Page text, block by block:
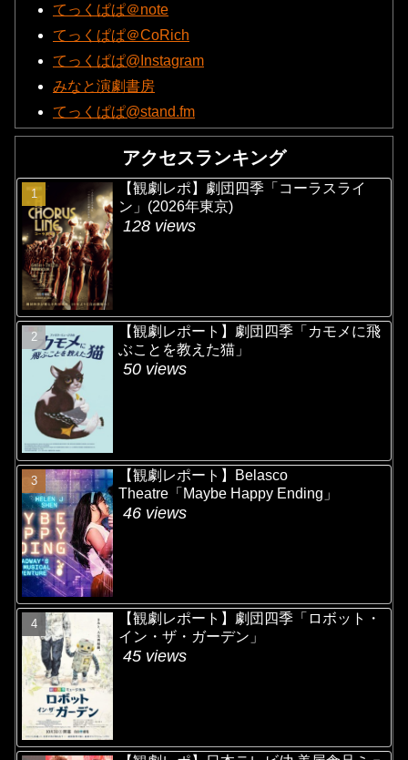
てっくぱぱ＠note
てっくぱぱ＠CoRich
てっくぱぱ@Instagram
みなと演劇書房
てっくぱぱ@stand.fm
アクセスランキング
【観劇レポ】劇団四季「コーラスライ
ン」(2026年東京)
128 views
【観劇レポート】劇団四季「カモメに飛
ぶことを教えた猫」
50 views
【観劇レポート】Belasco
Theatre「Maybe Happy Ending」
46 views
【観劇レポート】劇団四季「ロボット・
イン・ザ・ガーデン」
45 views